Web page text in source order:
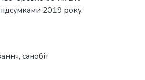
2019 року.
санобіт